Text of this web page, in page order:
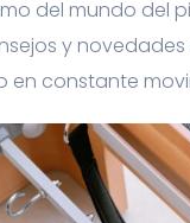
del mundo del
y novedades
en constante